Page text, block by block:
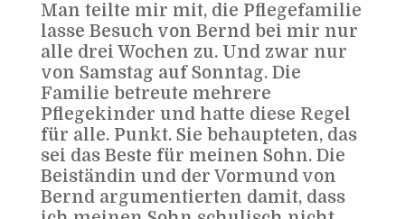
Man teilte mir mit, die Pflegefamilie
lasse Besuch von Bernd bei mir nur
alle drei Wochen zu. Und zwar nur
von Samstag auf Sonntag. Die
Familie betreute mehrere
Pflegekinder und hatte diese Regel
für alle. Punkt. Sie behaupteten, das
sei das Beste für meinen Sohn. Die
Beiständin und der Vormund von
Bernd argumentierten damit, dass